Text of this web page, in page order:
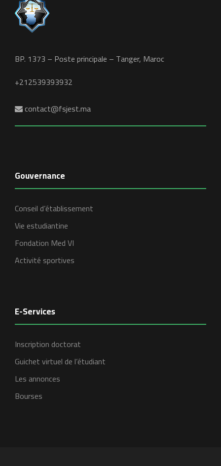
BP. 1373 – Poste principale – Tanger, Maroc
+212539393932
contact@fsjest.ma
Gouvernance
Conseil d’établissement
Vie estudiantine
Fondation Med VI
Activité sportives
E-Services
Inscription doctorat
Guichet virtuel de l’étudiant
Les annonces
Bourses